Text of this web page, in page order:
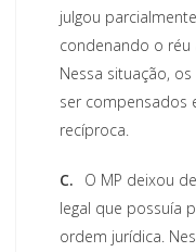
julgou
condenando o réu
Nessa situação,
ser compensados
recíproca.
C.
O MP deixou
legal que possuía
ordem jurídica.